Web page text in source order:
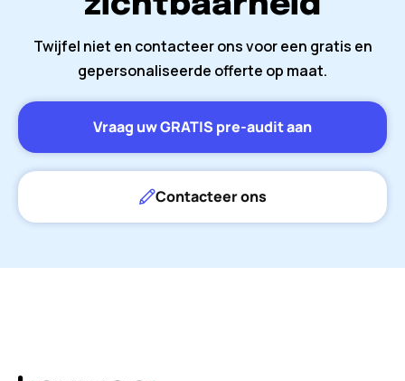
Twijfel niet en contacteer ons voor een gratis en
gepersonaliseerde offerte op maat.
Vraag uw GRATIS pre-audit aan
Contacteer ons